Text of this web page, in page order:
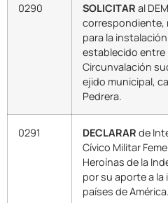
0290 SOLICITAR al
correspondiente,
para la
establecido entre
Circunvalación
ejido municipal,
Pedrera.
0291 DECLARAR de
Cívico Militar
Heroínas de la
por su aporte a
países de